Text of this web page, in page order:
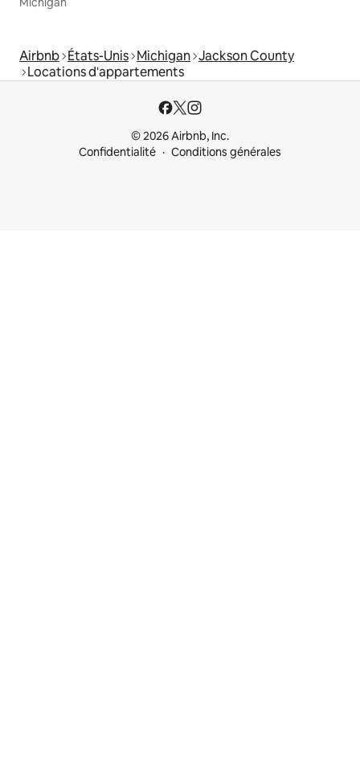
Airbnb États-Unis Michigan Jackson County
Locations d'appartements
© 2026 Airbnb, Inc.
Confidentialité
Conditions générales